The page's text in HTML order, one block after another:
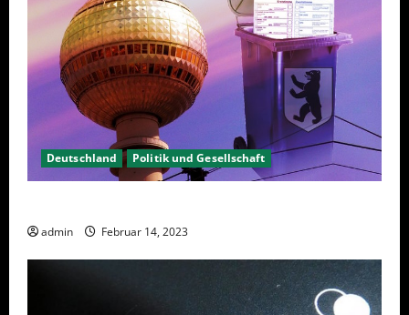
Deutschland Politik und Gesellschaft
admin Februar 14, 2023